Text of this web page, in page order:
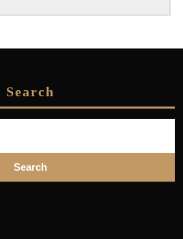
Search